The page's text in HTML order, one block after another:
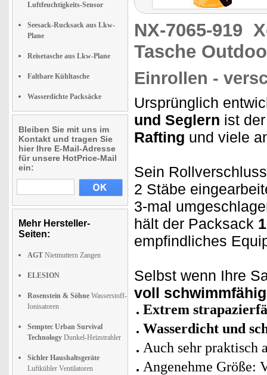
Luftfeuchtigkeits-Sensor
Seesack-Rucksack aus Lkw-
Plane
Reisetasche aus Lkw-Plane
Faltbare Kühltasche
Wasserdichte Packsäcke
Bleiben Sie mit uns im
Kontakt und tragen Sie
hier Ihre E-Mail-Adresse
für unsere HotPrice-Mail
ein:
Mehr Hersteller-
Seiten:
AGT Nietmuttern Zangen
ELESION
Rosenstein & Söhne Wasserstoff-
Ionisatoren
Semptec Urban Survival
Technology Dunkel-Heizstrahler
Sichler Haushaltsgeräte
Luftkühler Ventilatoren
NX-7065-919
Tasche
Einrollen -
Ursprünglich
und Seglern ist
Rafting und viele
Sein
2 Stäbe
3-mal
hält der Packsack
empfindliches
Selbst wenn Ihre
voll
Extrem
Wasserdicht und
Auch sehr praktisch
Angenehme Größe: